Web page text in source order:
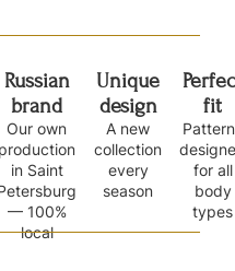
Russian
brand
Our own
production
in Saint
— 100%
local
Unique
design
A new
collection
every
season
fit
for all
body
types